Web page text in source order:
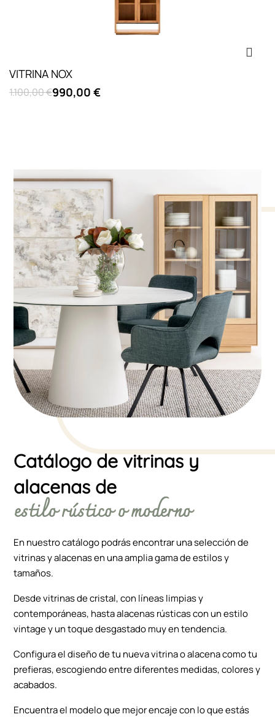
VITRINA NOX
1.100,00 €990,00 €
Catálogo de vitrinas y
alacenas de
estilo rústico o moderno
En nuestro catálogo podrás encontrar una selección de
vitrinas y alacenas en una amplia gama de estilos y
tamaños.
Desde vitrinas de cristal, con líneas limpias y
contemporáneas, hasta alacenas rústicas con un estilo
vintage y un toque desgastado muy en tendencia.
Configura el diseño de tu nueva vitrina o alacena como tu
prefieras, escogiendo entre diferentes medidas, colores y
acabados.
Encuentra el modelo que mejor encaje con lo que estás